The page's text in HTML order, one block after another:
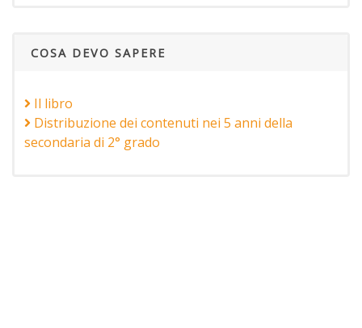
COSA DEVO SAPERE
Il libro
Distribuzione dei contenuti nei 5 anni della
secondaria di 2° grado